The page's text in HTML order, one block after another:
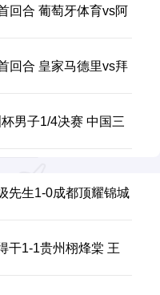
回合 葡萄牙体育vs阿
回合 皇家马德里vs拜
男子1/4决赛 中国三
先生1-0成都顶耀锦城
干1-1贵州栩烽棠 王